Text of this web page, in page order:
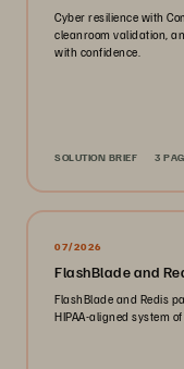
Cyber resilience with
cleanroom validation,
with confidence.
SOLUTION BRIEF 3
07/2026
FlashBlade and
FlashBlade and Redis
HIPAA-aligned system